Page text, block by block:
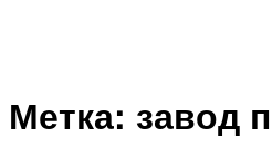
Метка: завод